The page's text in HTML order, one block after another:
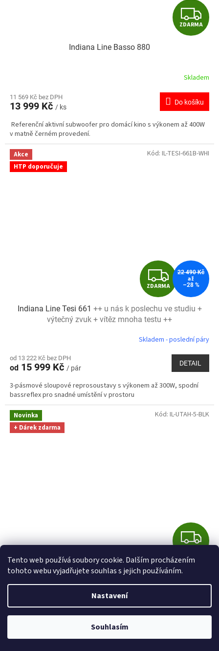
Tento web používá soubory cookie. Dalším procházením
tohoto webu vyjadřujete souhlas s jejich používáním.
Nastavení
Souhlasím
Z
D
R
M
A
ZDARMA
Indiana Line Basso 880
Skladem
11 569 Kč bez DPH
13 999 Kč / ks
Do košíku
Referenční aktivní subwoofer pro domácí kino s výkonem až 400W
v matně černém provedení.
Akce
HTP doporučuje
Z
D
A
R
M
A
ZDARMA
22 490 Kč
až
–28 %
Indiana Line Tesi 661 ++ u nás k poslechu ve studiu +
výtečný zvuk + vítěz mnoha testu ++
Skladem - poslední páry
od 13 222 Kč bez DPH
od 15 999 Kč / pár
DETAIL
3-pásmové sloupové reprosoustavy s výkonem až 300W, spodní
bassreflex pro snadné umístění v prostoru
Kód: IL-TESI-661B-WHI
Novinka
+ Dárek zdarma
Z
M
A
Indiana Line UTAH 5 + kabely v ceně repro
Kód: IL-UTAH-5-BLK